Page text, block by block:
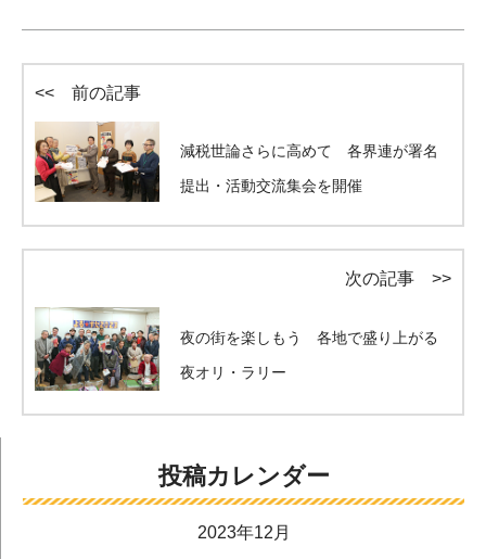
<< 前の記事
減税世論さらに高めて 各界連が署名
提出・活動交流集会を開催
次の記事 >>
夜の街を楽しもう 各地で盛り上がる
夜オリ・ラリー
投稿カレンダー
2023年12月